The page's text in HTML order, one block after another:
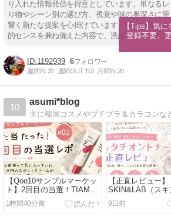
り入れた情報発信を得意としています。単なる
り物やシーン別の選び方、視覚や味の奥深さに
響く新たな提案を心掛けています。過度な飾り立
的センスを兼ね備えた内容で、洗練された味わ
1192939 6
週間IN:20 週間OUT:110 月間IN:20
10
asumi*blog
【Qoo10サンプルマーケッ
ト】2回目の当選！TIAMス
ポットクリームを正直レビ
ュー♡
1時間40分前
【正直レビュー】
SKIN&LAB（スキ
ラブ）グルタチオ
は匂いが気になる
い切って本音レビ
9日前
【Tips】気
登録不要。